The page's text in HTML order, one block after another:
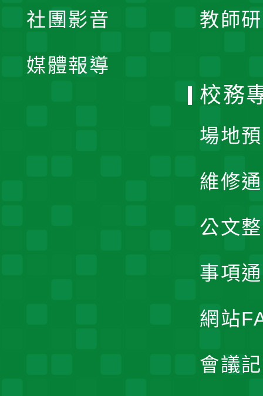
教師
社團影音
媒體報導
校務
場地
維修
公文
事項
網站
會議